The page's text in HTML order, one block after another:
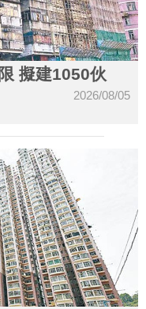
擬建1050伙
2026/08/05